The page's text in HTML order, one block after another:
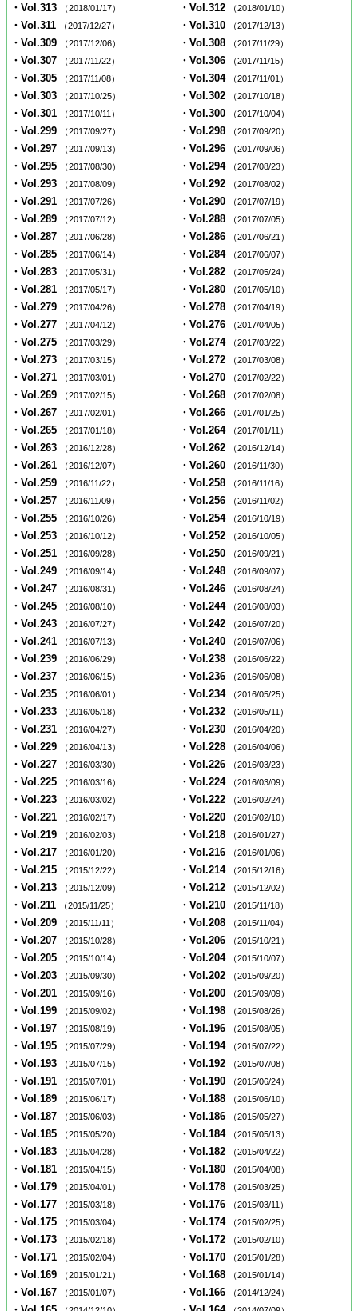
・Vol.313 （2018/01/17） ・Vol.312 （2018/01/10）
・Vol.311 （2017/12/27） ・Vol.310 （2017/12/13）
・Vol.309 （2017/12/06） ・Vol.308 （2017/11/29）
・Vol.307 （2017/11/22） ・Vol.306 （2017/11/15）
・Vol.305 （2017/11/08） ・Vol.304 （2017/11/01）
・Vol.303 （2017/10/25） ・Vol.302 （2017/10/18）
・Vol.301 （2017/10/11） ・Vol.300 （2017/10/04）
・Vol.299 （2017/09/27） ・Vol.298 （2017/09/20）
・Vol.297 （2017/09/13） ・Vol.296 （2017/09/06）
・Vol.295 （2017/08/30） ・Vol.294 （2017/08/23）
・Vol.293 （2017/08/09） ・Vol.292 （2017/08/02）
・Vol.291 （2017/07/26） ・Vol.290 （2017/07/19）
・Vol.289 （2017/07/12） ・Vol.288 （2017/07/05）
・Vol.287 （2017/06/28） ・Vol.286 （2017/06/21）
・Vol.285 （2017/06/14） ・Vol.284 （2017/06/07）
・Vol.283 （2017/05/31） ・Vol.282 （2017/05/24）
・Vol.281 （2017/05/17） ・Vol.280 （2017/05/10）
・Vol.279 （2017/04/26） ・Vol.278 （2017/04/19）
・Vol.277 （2017/04/12） ・Vol.276 （2017/04/05）
・Vol.275 （2017/03/29） ・Vol.274 （2017/03/22）
・Vol.273 （2017/03/15） ・Vol.272 （2017/03/08）
・Vol.271 （2017/03/01） ・Vol.270 （2017/02/22）
・Vol.269 （2017/02/15） ・Vol.268 （2017/02/08）
・Vol.267 （2017/02/01） ・Vol.266 （2017/01/25）
・Vol.265 （2017/01/18） ・Vol.264 （2017/01/11）
・Vol.263 （2016/12/28） ・Vol.262 （2016/12/14）
・Vol.261 （2016/12/07） ・Vol.260 （2016/11/30）
・Vol.259 （2016/11/22） ・Vol.258 （2016/11/16）
・Vol.257 （2016/11/09） ・Vol.256 （2016/11/02）
・Vol.255 （2016/10/26） ・Vol.254 （2016/10/19）
・Vol.253 （2016/10/12） ・Vol.252 （2016/10/05）
・Vol.251 （2016/09/28） ・Vol.250 （2016/09/21）
・Vol.249 （2016/09/14） ・Vol.248 （2016/09/07）
・Vol.247 （2016/08/31） ・Vol.246 （2016/08/24）
・Vol.245 （2016/08/10） ・Vol.244 （2016/08/03）
・Vol.243 （2016/07/27） ・Vol.242 （2016/07/20）
・Vol.241 （2016/07/13） ・Vol.240 （2016/07/06）
・Vol.239 （2016/06/29） ・Vol.238 （2016/06/22）
・Vol.237 （2016/06/15） ・Vol.236 （2016/06/08）
・Vol.235 （2016/06/01） ・Vol.234 （2016/05/25）
・Vol.233 （2016/05/18） ・Vol.232 （2016/05/11）
・Vol.231 （2016/04/27） ・Vol.230 （2016/04/20）
・Vol.229 （2016/04/13） ・Vol.228 （2016/04/06）
・Vol.227 （2016/03/30） ・Vol.226 （2016/03/23）
・Vol.225 （2016/03/16） ・Vol.224 （2016/03/09）
・Vol.223 （2016/03/02） ・Vol.222 （2016/02/24）
・Vol.221 （2016/02/17） ・Vol.220 （2016/02/10）
・Vol.219 （2016/02/03） ・Vol.218 （2016/01/27）
・Vol.217 （2016/01/20） ・Vol.216 （2016/01/06）
・Vol.215 （2015/12/22） ・Vol.214 （2015/12/16）
・Vol.213 （2015/12/09） ・Vol.212 （2015/12/02）
・Vol.211 （2015/11/25） ・Vol.210 （2015/11/18）
・Vol.209 （2015/11/11） ・Vol.208 （2015/11/04）
・Vol.207 （2015/10/28） ・Vol.206 （2015/10/21）
・Vol.205 （2015/10/14） ・Vol.204 （2015/10/07）
・Vol.203 （2015/09/30） ・Vol.202 （2015/09/20）
・Vol.201 （2015/09/16） ・Vol.200 （2015/09/09）
・Vol.199 （2015/09/02） ・Vol.198 （2015/08/26）
・Vol.197 （2015/08/19） ・Vol.196 （2015/08/05）
・Vol.195 （2015/07/29） ・Vol.194 （2015/07/22）
・Vol.193 （2015/07/15） ・Vol.192 （2015/07/08）
・Vol.191 （2015/07/01） ・Vol.190 （2015/06/24）
・Vol.189 （2015/06/17） ・Vol.188 （2015/06/10）
・Vol.187 （2015/06/03） ・Vol.186 （2015/05/27）
・Vol.185 （2015/05/20） ・Vol.184 （2015/05/13）
・Vol.183 （2015/04/28） ・Vol.182 （2015/04/22）
・Vol.181 （2015/04/15） ・Vol.180 （2015/04/08）
・Vol.179 （2015/04/01） ・Vol.178 （2015/03/25）
・Vol.177 （2015/03/18） ・Vol.176 （2015/03/11）
・Vol.175 （2015/03/04） ・Vol.174 （2015/02/25）
・Vol.173 （2015/02/18） ・Vol.172 （2015/02/10）
・Vol.171 （2015/02/04） ・Vol.170 （2015/01/28）
・Vol.169 （2015/01/21） ・Vol.168 （2015/01/14）
・Vol.167 （2015/01/07） ・Vol.166 （2014/12/24）